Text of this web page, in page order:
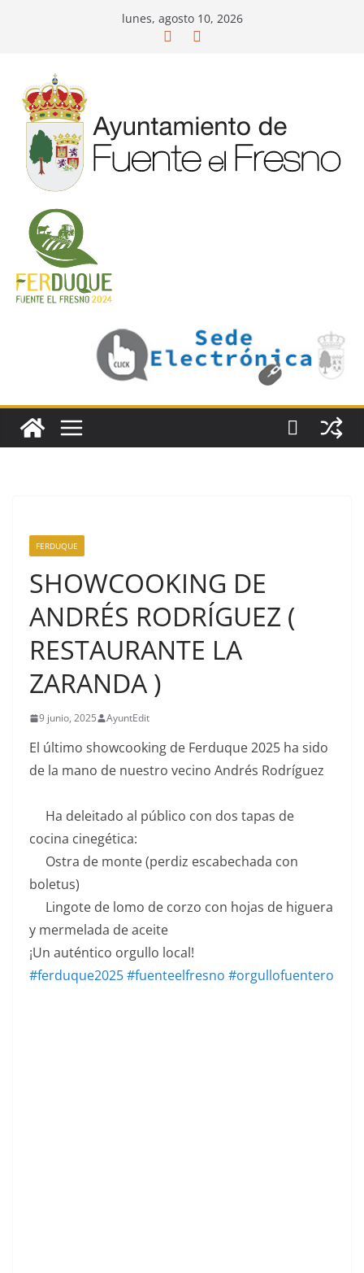
lunes, agosto 10, 2026
FERDUQUE
SHOWCOOKING DE
ANDRÉS RODRÍGUEZ (
RESTAURANTE LA
ZARANDA )
9 junio, 2025 AyuntEdit
El último showcooking de Ferduque 2025 ha sido
de la mano de nuestro vecino Andrés Rodríguez
Ha deleitado al público con dos tapas de
cocina cinegética:
Ostra de monte (perdiz escabechada con
boletus)
Lingote de lomo de corzo con hojas de higuera
y mermelada de aceite
¡Un auténtico orgullo local!
#ferduque2025#fuenteelfresno #orgullofuentero